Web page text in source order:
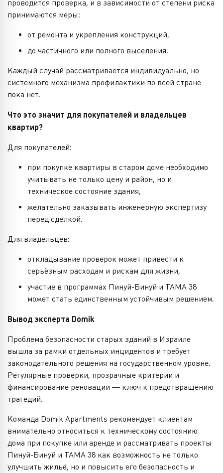
проводится проверка, и в зависимости от степени риска
принимаются меры:
от ремонта и укрепления конструкций,
до частичного или полного выселения.
Каждый случай рассматривается индивидуально, но
системного механизма профилактики по всей стране
пока нет.
Что это значит для покупателей и владельцев
квартир?
Для покупателей:
при покупке квартиры в старом доме необходимо
учитывать не только цену и район, но и
техническое состояние здания,
желательно заказывать инженерную экспертизу
перед сделкой.
Для владельцев:
откладывание проверок может привести к
серьёзным расходам и рискам для жизни,
участие в программах Пинуй-Бинуй и ТАМА 38
может стать единственным устойчивым решением.
Вывод эксперта Domik
Проблема безопасности старых зданий в Израиле
вышла за рамки отдельных инцидентов и требует
законодательного решения на государственном уровне.
Регулярные проверки, прозрачные критерии и
финансирование реновации — ключ к предотвращению
трагедий.
Команда Domik Apartments рекомендует клиентам
внимательно относиться к техническому состоянию
дома при покупке или аренде и рассматривать проекты
Пинуй-Бинуй и ТАМА 38 как возможность не только
улучшить жильё, но и повысить его безопасность и